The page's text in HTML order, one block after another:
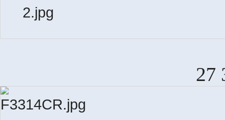
27